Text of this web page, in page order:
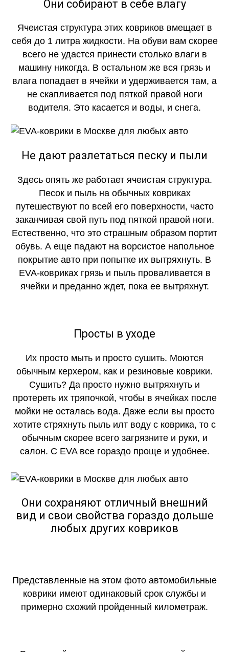
Они собирают в себе влагу
Ячеистая структура этих ковриков вмещает в
себя до 1 литра жидкости. На обуви вам скорее
всего не удастся принести столько влаги в
машину никогда. В остальном же вся грязь и
влага попадает в ячейки и удерживается там, а
не скапливается под пяткой правой ноги
водителя. Это касается и воды, и снега.
Не дают разлетаться песку и пыли
Здесь опять же работает ячеистая структура.
Песок и пыль на обычных ковриках
путешествуют по всей его поверхности, часто
заканчивая свой путь под пяткой правой ноги.
Естественно, что это страшным образом портит
обувь. А еще падают на ворсистое напольное
покрытие авто при попытке их вытряхнуть. В
EVA-ковриках грязь и пыль проваливается в
ячейки и преданно ждет, пока ее вытряхнут.
Просты в уходе
Их просто мыть и просто сушить. Моются
обычным керхером, как и резиновые коврики.
Сушить? Да просто нужно вытряхнуть и
протереть их тряпочкой, чтобы в ячейках после
мойки не осталась вода. Даже если вы просто
хотите стряхнуть пыль илт воду с коврика, то с
обычным скорее всего загрязните и руки, и
салон. С EVA все гораздо проще и удобнее.
Они сохраняют отличный внешний
вид и свои свойства гораздо дольше
любых других ковриков
Представленные на этом фото автомобильные
коврики имеют одинаковый срок службы и
примерно схожий пройденный километраж.